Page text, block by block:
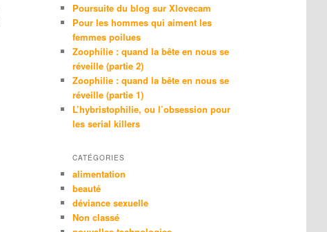
Poursuite du blog sur Xlovecam
Pour les hommes qui aiment les
femmes poilues
Zoophilie : quand la bête en nous se
réveille (partie 2)
Zoophilie : quand la bête en nous se
réveille (partie 1)
L’hybristophilie, ou l’obsession pour
les serial killers
CATÉGORIES
alimentation
beauté
déviance sexuelle
Non classé